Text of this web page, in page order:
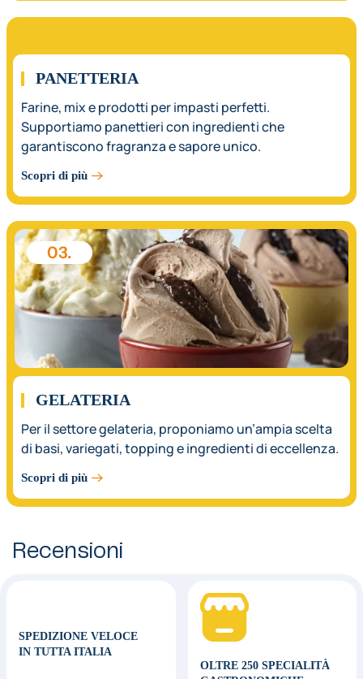
02.
PANETTERIA
Farine, mix e prodotti per impasti perfetti.
Supportiamo panettieri con ingredienti che
garantiscono fragranza e sapore unico.
Scopri di più
03.
GELATERIA
Per il settore gelateria, proponiamo un’ampia scelta
di basi, variegati, topping e ingredienti di eccellenza.
Scopri di più
Recensioni
SPEDIZIONE VELOCE
IN TUTTA ITALIA
OLTRE 250 SPECIALITÀ